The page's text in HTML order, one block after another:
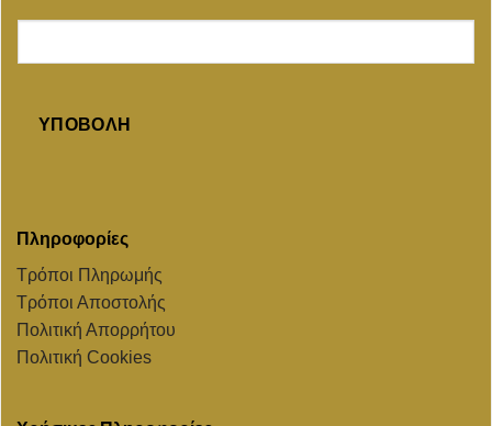
Πληροφορίες
Τρόποι Πληρωμής
Τρόποι Αποστολής
Πολιτική Απορρήτου
Πολιτική Cookies
ΥΠΟΒΟΛΉ